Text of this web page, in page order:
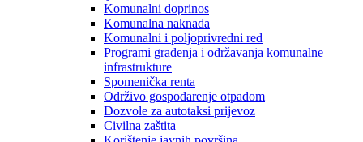
Komunalni doprinos
Komunalna naknada
Komunalni i poljoprivredni red
Programi građenja i održavanja komunalne
infrastrukture
Spomenička renta
Održivo gospodarenje otpadom
Dozvole za autotaksi prijevoz
Civilna zaštita